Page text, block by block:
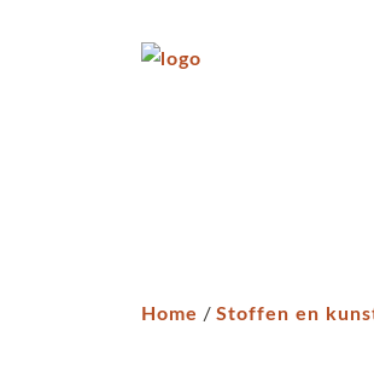
Home / Stoffen en